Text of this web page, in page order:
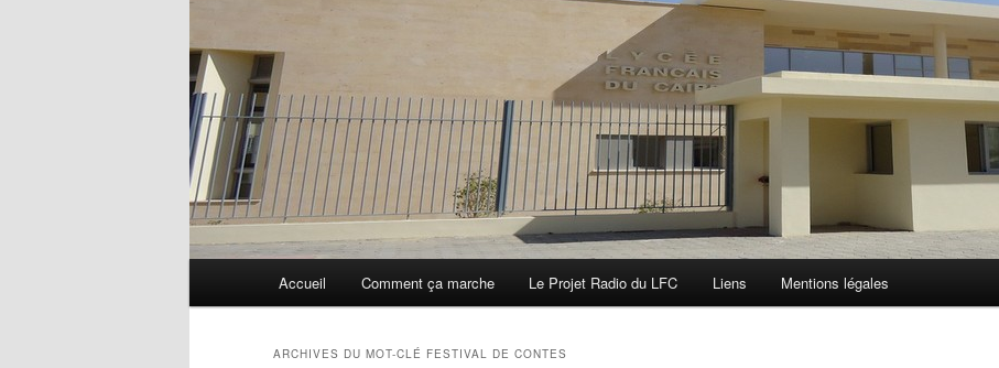
Aller
Aller
Accueil Comment ça marche Le Projet Radio du LFC Liens Mentions légales
ARCHIVES DU MOT-CLÉ FESTIVAL DE CONTES